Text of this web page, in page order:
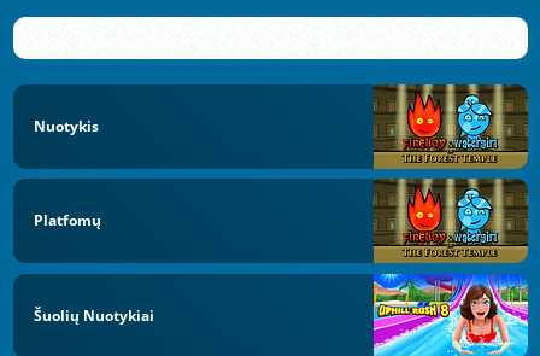
Nuotykis
Platfomų
Šuolių Nuotykiai